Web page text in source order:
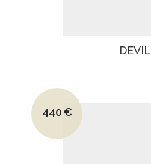
DEVIL
Le prix initial était : 690€.
440€
Le prix actuel est : 440€.